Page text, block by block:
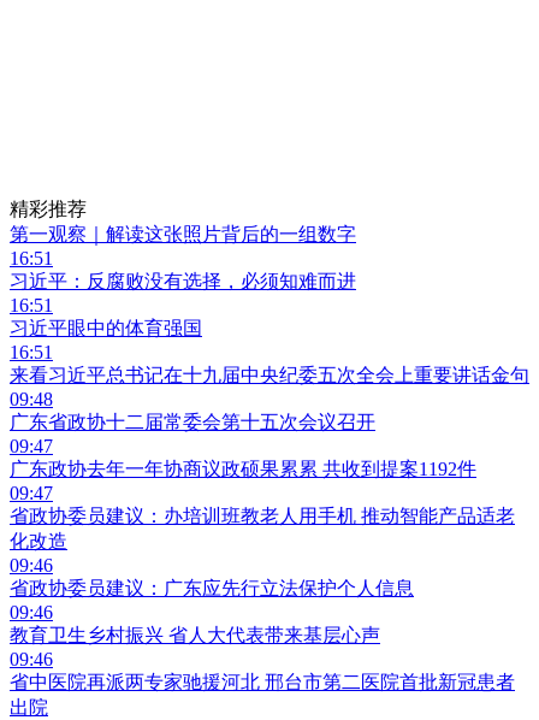
精彩推荐
第一观察｜解读这张照片背后的一组数字
16:51
习近平：反腐败没有选择，必须知难而进
16:51
习近平眼中的体育强国
16:51
来看习近平总书记在十九届中央纪委五次全会上重要讲话金句
09:48
广东省政协十二届常委会第十五次会议召开
09:47
广东政协去年一年协商议政硕果累累 共收到提案1192件
09:47
省政协委员建议：办培训班教老人用手机 推动智能产品适老
化改造
09:46
省政协委员建议：广东应先行立法保护个人信息
09:46
教育卫生乡村振兴 省人大代表带来基层心声
09:46
省中医院再派两专家驰援河北 邢台市第二医院首批新冠患者
出院